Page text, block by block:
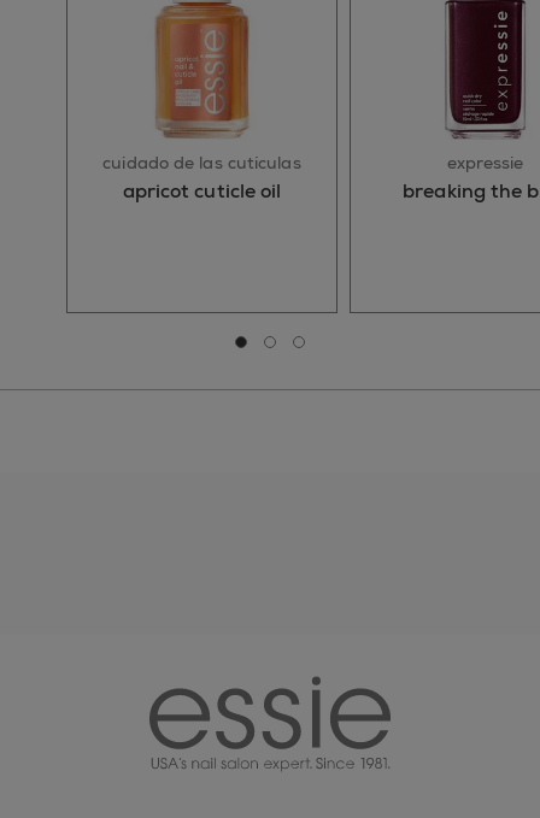
cuidado de las cutículas
apricot cuticle oil
expressie
breaking the
Ir a la diapositiva 0
Ir a la diapositiva 1
Ir a la diapositiva 2